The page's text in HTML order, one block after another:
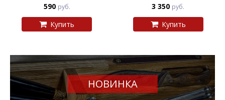
590 руб.
Купить
3 350 руб.
Купить
НОВИНКА